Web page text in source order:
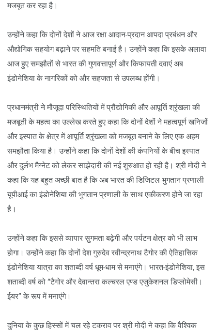
मजबूत कर रहा है।
उन्होंने कहा कि दोनों देशों ने आज रक्षा आदान-प्रदान आपदा प्रबंधन और
औद्योगिक सहयोग बढ़ाने पर सहमति बनाई है। उन्होंने कहा कि इसके अलावा
आज हुए समझौतों से भारत की गुणवत्तापूर्ण और किफायती दवाएं अब
इंडोनेशिया के नागरिकों को और सहजता से उपलब्ध होंगी।
प्रधानमंत्री ने मौजूदा परिस्थितियों में प्रौद्योगिकी और आपूर्ति श्रृंखला की
मजबूती के महत्व का उल्लेख करते हुए कहा कि दोनों देशों ने महत्वपूर्ण खनिजों
और इस्पात के क्षेत्र में आपूर्ति श्रृंखला को मजबूत बनाने के लिए एक अहम
समझौता किया है। उन्होंने कहा कि दोनों देशों की कंपनियों के बीच इस्पात
और दुर्लभ मैग्नेट को लेकर साझेदारी की नई शुरुआत हो रही है। श्री मोदी ने
कहा कि यह बहुत अच्छी बात है कि अब भारत की डिजिटल भुगतान प्रणाली
यूपीआई का इंडोनेशिया की भुगतान प्रणाली के साथ एकीकरण होने जा रहा
है।
उन्होंने कहा कि इससे व्यापार सुगमता बढ़ेगी और पर्यटन क्षेत्र को भी लाभ
होगा। उन्होंने कहा कि दोनों देश गुरुदेव रवीन्द्रनाथ टैगोर की ऐतिहासिक
इंडोनेशिया यात्रा का शताब्दी वर्ष धूम-धाम से मनाएंगे। भारत-इंडोनेशिया, इस
शताब्दी वर्ष को “टैगोर और देवान्तरा कल्चरल एण्ड एजुकेशनल डिप्लोमेसी।
ईयर” के रूप में मनाएंगे।
दुनिया के कुछ हिस्सों में चल रहे टकराव पर श्री मोदी ने कहा कि वैश्विक